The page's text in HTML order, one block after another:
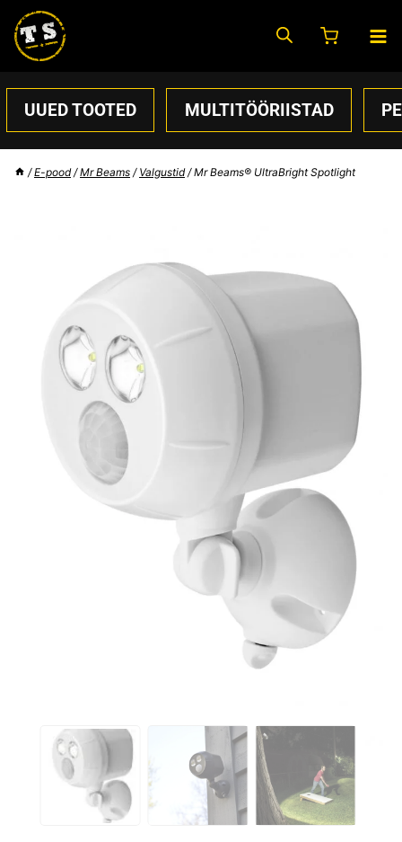
content
UUED TOOTED MULTITÖÖRIISTAD
/ E-pood / Mr Beams / Valgustid / Mr Beams® UltraBright Spotlight